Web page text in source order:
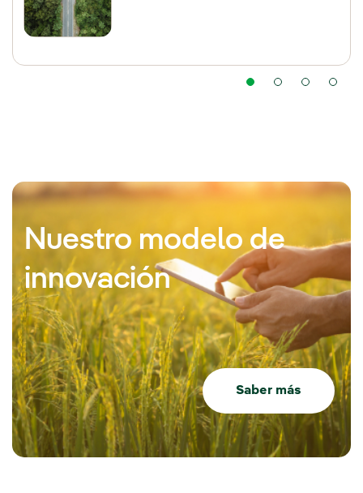
Nuestro modelo de
innovación
Saber más